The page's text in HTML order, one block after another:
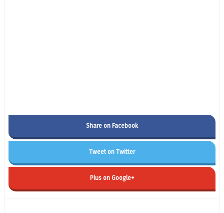
Share on Facebook
Tweet on Twitter
Plus on Google+